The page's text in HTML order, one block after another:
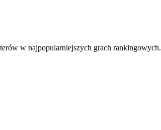
w najpopularniejszych grach rankingowych.